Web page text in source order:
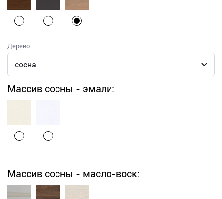
Дерево
Массив сосны - эмали:
Массив сосны - масло-воск: